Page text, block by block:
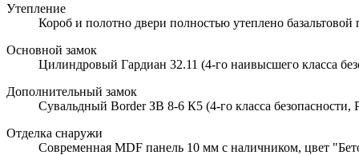
Утепление
Короб и полотно двери полностью утеплено базальтовой
Основной замок
Цилиндровый Гардиан 32.11 (4-го наивысшего класса
Дополнительный замок
Сувальдный Border ЗВ 8-6 К5 (4-го класса безопасности,
Отделка снаружи
Современная MDF панель 10 мм с наличником, цвет